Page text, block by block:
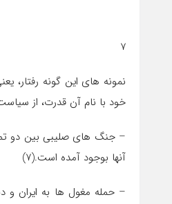
7
نمونه های اين گونه
خود با نام آن قدرت، از
– جنگ های صليبي بين دو
آنها بوجود آمده است.(7)
– حمله مغول ها به ايران و